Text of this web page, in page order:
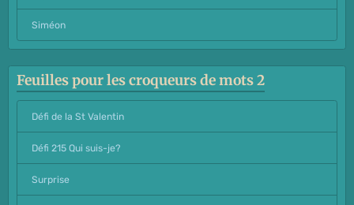
Siméon
Feuilles pour les croqueurs de mots 2
Défi de la St Valentin
Défi 215 Qui suis-je?
Surprise